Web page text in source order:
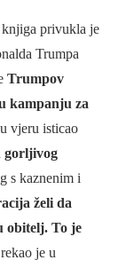
privukla je
Trumpa
Trumpov
kampanju za
vjeru isticao
gorljivog
s kaznenim i
želi da
obitelj. To je
je u